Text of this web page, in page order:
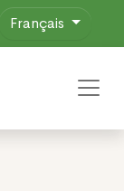
Français